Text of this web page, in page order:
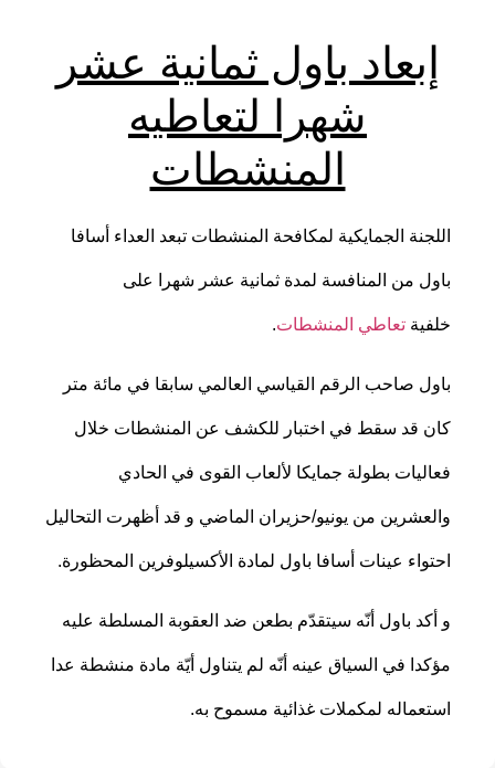
إبعاد باول ثمانية عشر
شهرا لتعاطيه
المنشطات
اللجنة الجمايكية لمكافحة المنشطات تبعد العداء أسافا
باول من المنافسة لمدة ثمانية عشر شهرا على
خلفية تعاطي المنشطات.
باول صاحب الرقم القياسي العالمي سابقا في مائة متر
كان قد سقط في اختبار للكشف عن المنشطات خلال
فعاليات بطولة جمايكا لألعاب القوى في الحادي
والعشرين من يونيو/حزيران الماضي و قد أظهرت التحاليل
احتواء عينات أسافا باول لمادة الأكسيلوفرين المحظورة.
و أكد باول أنّه سيتقدّم بطعن ضد العقوبة المسلطة عليه
مؤكدا في السياق عينه أنّه لم يتناول أيّة مادة منشطة عدا
استعماله لمكملات غذائية مسموح به.